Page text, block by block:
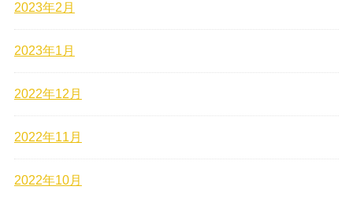
2023年2月
2023年1月
2022年12月
2022年11月
2022年10月